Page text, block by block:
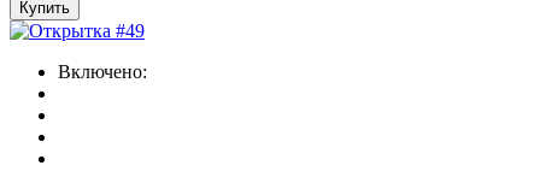
Купить
Включено: